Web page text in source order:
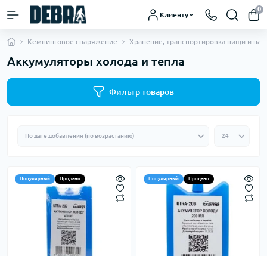
Клиенту
0
Кемпинговое снаряжение Хранение, транспортировка пищи и
Аккумуляторы холода и тепла
Фильтр товаров
Популярный Продано Популярный Продано